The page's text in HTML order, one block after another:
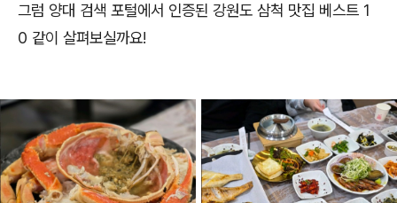
그럼 양대 검색 포털에서 인증된 강원도 삼척 맛집 베스트 1
0 같이 살펴보실까요!